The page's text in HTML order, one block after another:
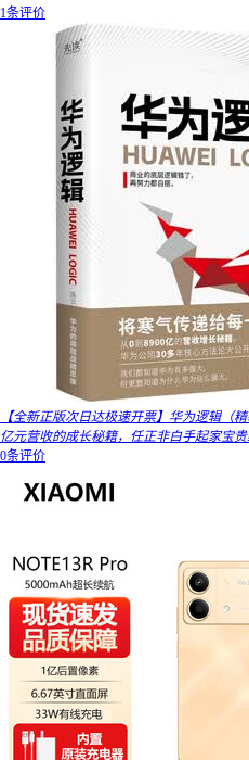
1条评价
【全新正版次日达极速开票】华为逻辑（
亿元营收的成长秘籍，任正非白手起家宝贵
0条评价